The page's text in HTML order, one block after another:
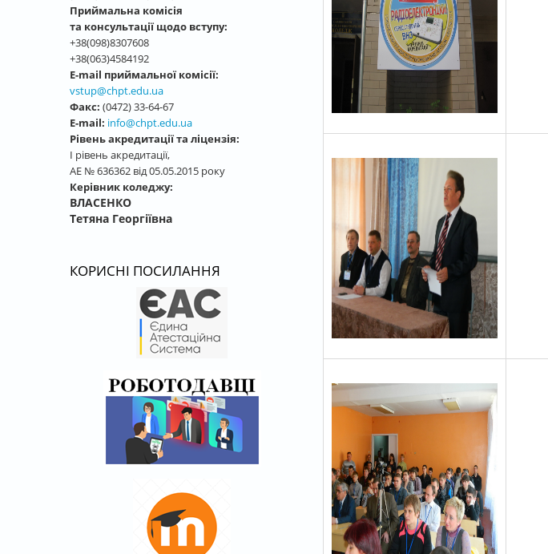
Приймальна комісія
та консультації щодо вступу:
+38(098)8307608
+38(063)4584192
E-mail приймальної комісії:
vstup@chpt.edu.ua
Факс: (0472) 33-64-67
E-mail: info@chpt.edu.ua
Рівень акредитації та ліцензія:
І рівень акредитації,
АЕ № 636362 від 05.05.2015 року
Керівник коледжу:
ВЛАСЕНКО
Тетяна Георгіївна
КОРИСНІ ПОСИЛАННЯ